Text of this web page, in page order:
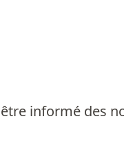
informé des